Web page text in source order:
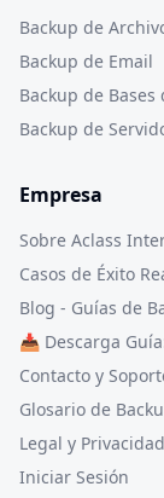
Backup de
Backup de Email
Backup de Bases
Backup de
Empresa
Sobre Aclass
Casos de Éxito
Blog - Guías de
📥 Descarga
Contacto y
Glosario de
Legal y
Iniciar Sesión